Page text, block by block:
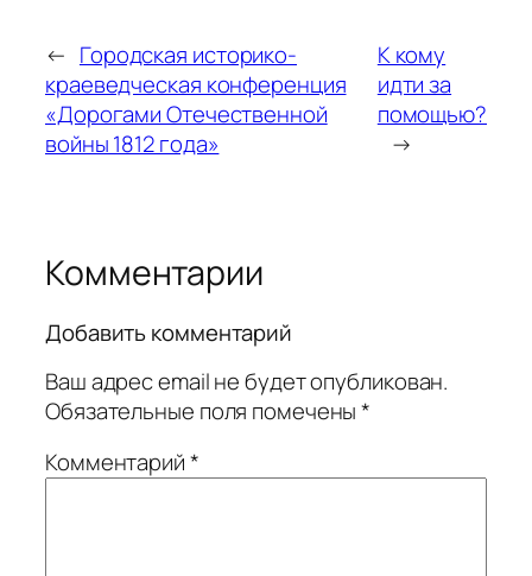
← Городская историко-
краеведческая конференция
«Дорогами Отечественной
войны 1812 года»
К кому
идти за
помощью?
→
Комментарии
Добавить комментарий
Ваш адрес email не будет опубликован.
Обязательные поля помечены*
Комментарий*